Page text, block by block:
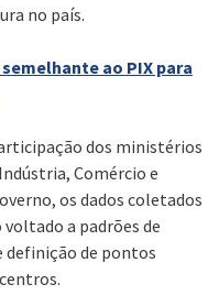
no país.
ao PIX para
dos ministérios
Comércio e
os dados coletados
a padrões de
definição de pontos